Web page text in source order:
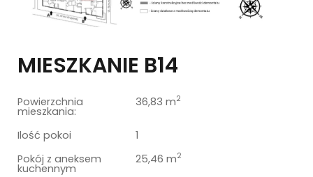
MIESZKANIE B14
Powierzchnia
mieszkania:
36,83 m2
Ilość pokoi
1
Pokój z aneksem
kuchennym
25,46 m2